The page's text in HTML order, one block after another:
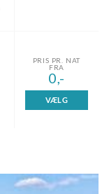
PRIS PR. NAT
FRA
0,-
VÆLG